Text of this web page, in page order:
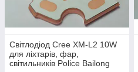
Світлодіод Cree XM-L2 10W
для ліхтарів, фар,
світильників Police Bailong